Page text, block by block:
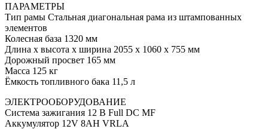
ПАРАМЕТРЫ
Тип рамы Стальная диагональная рама из штампованных
элементов
Колесная база 1320 мм
Длина х высота х ширина 2055 х 1060 х 755 мм
Дорожный просвет 165 мм
Масса 125 кг
Ёмкость топливного бака 11,5 л
ЭЛЕКТРООБОРУДОВАНИЕ
Система зажигания 12 В Full DC MF
Аккумулятор 12V 8AH VRLA